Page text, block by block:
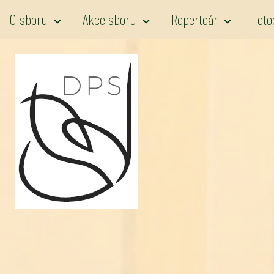
O sboru expand_more Akce sboru expand_more Repertoár expand_more